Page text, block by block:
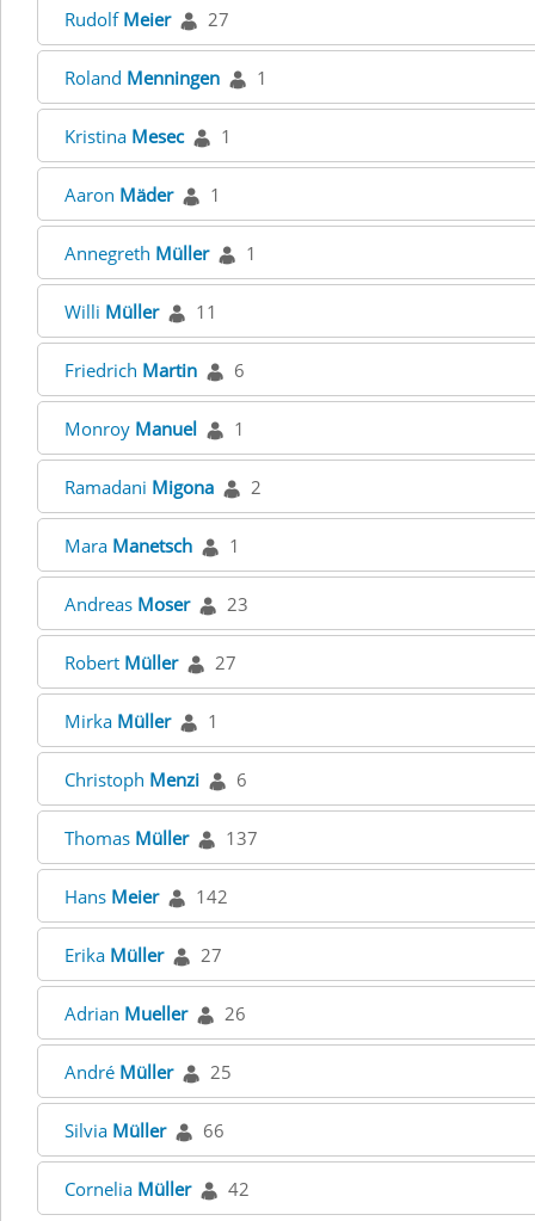
Rudolf Meier 27
Roland Menningen 1
Kristina Mesec 1
Aaron Mäder 1
Annegreth Müller 1
Willi Müller 11
Friedrich Martin 6
Monroy Manuel 1
Ramadani Migona 2
Mara Manetsch 1
Andreas Moser 23
Robert Müller 27
Mirka Müller 1
Christoph Menzi 6
Thomas Müller 137
Hans Meier 142
Erika Müller 27
Adrian Mueller 26
André Müller 25
Silvia Müller 66
Cornelia Müller 42